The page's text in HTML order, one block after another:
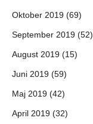
Oktober 2019 (69)
September 2019 (52)
August 2019 (15)
Juni 2019 (59)
Maj 2019 (42)
April 2019 (32)